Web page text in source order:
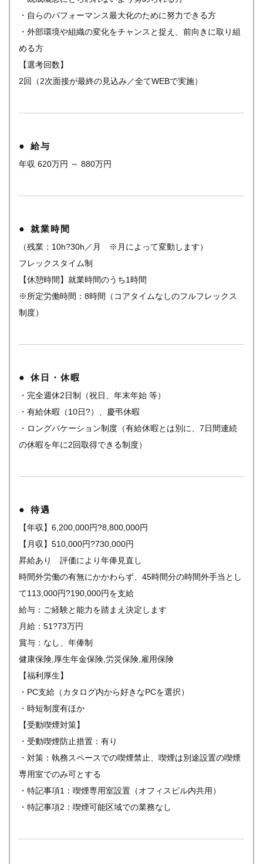
・自らのパフォーマンス最大化のために努力できる方
・外部環境や組織の変化をチャンスと捉え、前向きに取り組
める方
【選考回数】
2回（2次面接が最終の見込み／全てWEBで実施）
給与
年収 620万円 ～ 880万円
就業時間
（残業：10h?30h／月 ※月によって変動します）
フレックスタイム制
【休憩時間】就業時間のうち1時間
※所定労働時間：8時間（コアタイムなしのフルフレックス
制度）
休日・休暇
・完全週休2日制（祝日、年末年始 等）
・有給休暇（10日?）、慶弔休暇
・ロングバケーション制度（有給休暇とは別に、7日間連続
の休暇を年に2回取得できる制度）
待遇
【年収】6,200,000円?8,800,000円
【月収】510,000円?730,000円
昇給あり 評価により年俸見直し
時間外労働の有無にかかわらず、45時間分の時間外手当とし
て113,000円?190,000円を支給
給与：ご経験と能力を踏まえ決定します
月給：51?73万円
賞与：なし、年俸制
健康保険,厚生年金保険,労災保険,雇用保険
【福利厚生】
・PC支給（カタログ内から好きなPCを選択）
・時短制度有ほか
【受動喫煙対策】
・受動喫煙防止措置：有り
・対策：執務スペースでの喫煙禁止、喫煙は別途設置の喫煙
専用室でのみ可とする
・特記事項1：喫煙専用室設置（オフィスビル内共用）
・特記事項2：喫煙可能区域での業務なし